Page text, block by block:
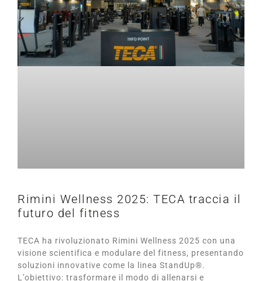
Rimini Wellness 2025: TECA traccia il
futuro del fitness
TECA ha rivoluzionato Rimini Wellness 2025 con una
visione scientifica e modulare del fitness, presentando
soluzioni innovative come la linea StandUp®.
L’obiettivo: trasformare il modo di allenarsi e